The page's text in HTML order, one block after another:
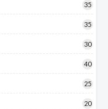
35
35
30
40
25
20